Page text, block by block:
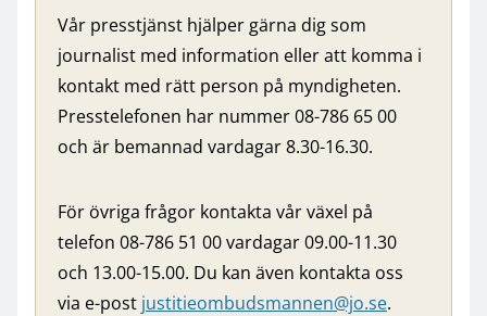
Vår presstjänst hjälper gärna dig som
journalist med information eller att komma i
kontakt med rätt person på myndigheten.
Presstelefonen har nummer 08-786 65 00
och är bemannad vardagar 8.30-16.30.
För övriga frågor kontakta vår växel på
telefon 08-786 51 00 vardagar 09.00-11.30
och 13.00-15.00. Du kan även kontakta oss
via e-post justitieombudsmannen@jo.se.